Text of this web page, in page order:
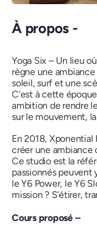
À propos -
Yoga Six – Un lieu
règne une
soleil, surf et une
C'est à cette
ambition de rendre
sur le mouvement,
En 2018, Xponential
créer une ambiance
Ce studio est la
passionnés peuvent
le Y6 Power, le Y6
mission ? S'étirer,
Cours proposé –